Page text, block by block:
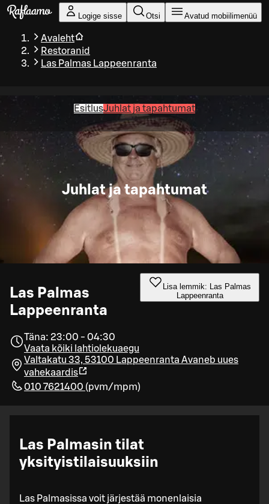
Liigu peamise sisu juurde
Logige sisse Otsi Avatud mobiilimenüü
Avaleht
Restoranid
Las Palmas Lappeenranta
EsitlusJuhlat ja tapahtumat
Juhlat ja tapahtumat
Las Palmas
Lappeenranta
Lisa lemmik: Las Palmas
Lappeenranta
Täna: 23:00 - 04:30
Vaata kõiki lahtiolekuaegu
Valtakatu 33, 53100 Lappeenranta Avaneb uues
vahekaardis
010 7621400 (pvm/mpm)
Las Palmasin tilat
yksityistilaisuuksiin
Las Palmasissa voit järjestää monenlaisia